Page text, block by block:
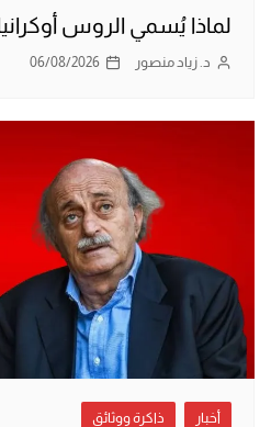
لماذا يُسمي الروس أوكرانيا
د. زياد منصور 06/08/2026
أخبار ذاكرة ووثائق